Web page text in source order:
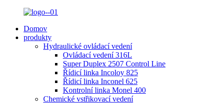
Domov
produkty
Hydraulické ovládací vedení
Ovládací vedení 316L
Super Duplex 2507 Control Line
Řídicí linka Incoloy 825
Řídicí linka Inconel 625
Kontrolní linka Monel 400
Chemické vstřikovací vedení